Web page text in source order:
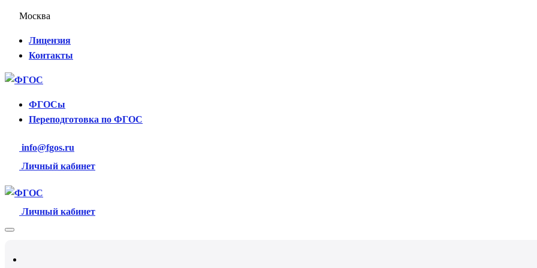
Москва
Лицензия
Контакты
ФГОСы
Переподготовка по ФГОС
info@fgos.ru
Личный кабинет
Личный кабинет